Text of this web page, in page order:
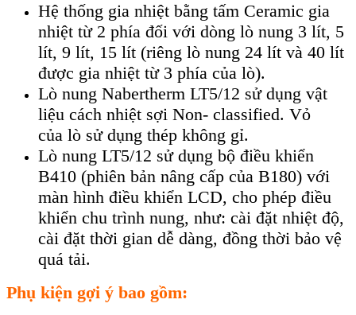
Hệ thống gia nhiệt bằng tấm Ceramic gia
nhiệt từ 2 phía đối với dòng lò nung 3 lít, 5
lít, 9 lít, 15 lít (riêng lò nung 24 lít và 40 lít
được gia nhiệt từ 3 phía của lò).
Lò nung Nabertherm LT5/12 sử dụng vật
liệu cách nhiệt sợi Non- classified. Vỏ
của lò sử dụng thép không gỉ.
Lò nung LT5/12 sử dụng bộ điều khiển
B410 (phiên bản nâng cấp của B180) với
màn hình điều khiển LCD, cho phép điều
khiển chu trình nung, như: cài đặt nhiệt độ,
cài đặt thời gian dễ dàng, đồng thời bảo vệ
quá tải.
Phụ kiện gợi ý bao gồm: